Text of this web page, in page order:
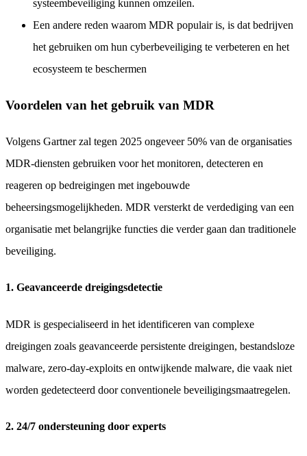
systeembeveiliging kunnen omzeilen.
Een andere reden waarom MDR populair is, is dat bedrijven
het gebruiken om hun cyberbeveiliging te verbeteren en het
ecosysteem te beschermen
Voordelen van het gebruik van MDR
Volgens Gartner zal tegen 2025 ongeveer 50% van de organisaties
MDR-diensten gebruiken voor het monitoren, detecteren en
reageren op bedreigingen met ingebouwde
beheersingsmogelijkheden. MDR versterkt de verdediging van een
organisatie met belangrijke functies die verder gaan dan traditionele
beveiliging.
1. Geavanceerde dreigingsdetectie
MDR is gespecialiseerd in het identificeren van complexe
dreigingen zoals geavanceerde persistente dreigingen, bestandsloze
malware, zero-day-exploits en ontwijkende malware, die vaak niet
worden gedetecteerd door conventionele beveiligingsmaatregelen.
2. 24/7 ondersteuning door experts